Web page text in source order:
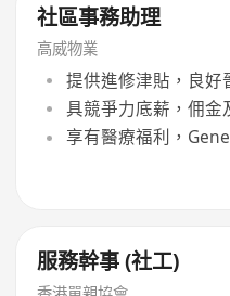
社區事務助理
高威物業
提供進修津貼，良好
具競爭力底薪，佣金
享有醫療福利，
服務幹事 (社工)